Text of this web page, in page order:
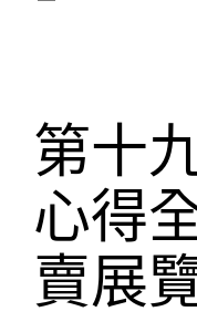
第十
心得
賣展